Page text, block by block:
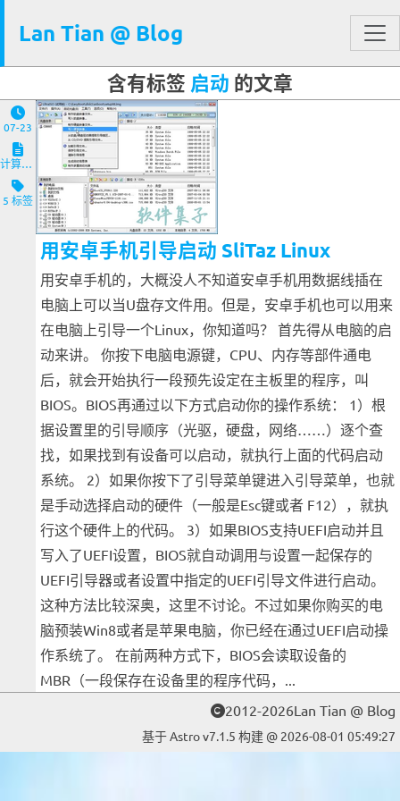
Lan Tian @ Blog
含有标签 启动 的文章
07-23
计算机与客户端
5 标签
用安卓手机引导启动 SliTaz Linux
用安卓手机的，大概没人不知道安卓手机用数据线插在
电脑上可以当U盘存文件用。但是，安卓手机也可以用来
在电脑上引导一个Linux，你知道吗？ 首先得从电脑的启
动来讲。 你按下电脑电源键，CPU、内存等部件通电
后，就会开始执行一段预先设定在主板里的程序，叫
BIOS。BIOS再通过以下方式启动你的操作系统： 1）根
据设置里的引导顺序（光驱，硬盘，网络……）逐个查
找，如果找到有设备可以启动，就执行上面的代码启动
系统。 2）如果你按下了引导菜单键进入引导菜单，也就
是手动选择启动的硬件（一般是Esc键或者 F12），就执
行这个硬件上的代码。 3）如果BIOS支持UEFI启动并且
写入了UEFI设置，BIOS就自动调用与设置一起保存的
UEFI引导器或者设置中指定的UEFI引导文件进行启动。
这种方法比较深奥，这里不讨论。不过如果你购买的电
脑预装Win8或者是苹果电脑，你已经在通过UEFI启动操
作系统了。 在前两种方式下，BIOS会读取设备的
MBR（一段保存在设备里的程序代码，...
2012-2026Lan Tian @ Blog
基于 Astro v7.1.5 构建 @ 2026-08-01 05:49:27